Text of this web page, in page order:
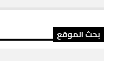
بحث الموقع